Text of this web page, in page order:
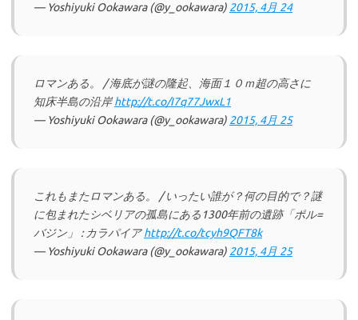
— Yoshiyuki Ookawara (@y_ookawara) 2015, 4月 24
ロマンある。 / 海底が謎の隆起、海面１０ｍ超の高さに
知床半島の沿岸http://t.co/I7q77JwxL1
— Yoshiyuki Ookawara (@y_ookawara) 2015, 4月 25
これもまたロマンある。 / いったい誰が？何の目的で？謎
に包まれたシベリアの孤島にある1300年前の遺跡「ポル=
バジン」 : カラパイアhttp://t.co/tcyh9QFT8k
— Yoshiyuki Ookawara (@y_ookawara) 2015, 4月 25